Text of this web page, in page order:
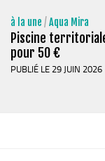
à la une /Aqua Mira
Piscine
pour 50 €
PUBLIÉ LE 29 JUIN 2026